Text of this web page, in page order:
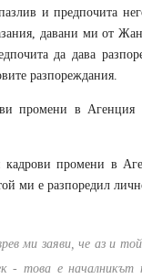
и предпочита
давани ми от
да дава
разпореждания.
промени в Агенция
кадрови промени в А
ми е разпоредил
ми заяви, че аз и
- това е